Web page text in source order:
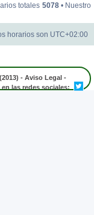
totales 5078• Nuestro
horarios son UTC+02:00
- Aviso Legal -
las redes sociales: